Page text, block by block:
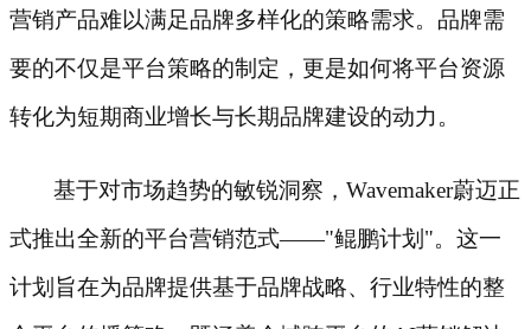
营销产品难以满足品牌多样化的策略需求。品牌需
要的不仅是平台策略的制定，更是如何将平台资源
转化为短期商业增长与长期品牌建设的动力。
基于对市场趋势的敏锐洞察，Wavemaker蔚迈正
式推出全新的平台营销范式——"鲲鹏计划"。这一
计划旨在为品牌提供基于品牌战略、行业特性的整